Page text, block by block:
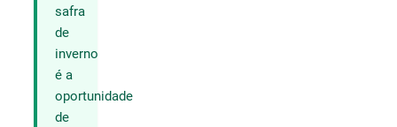
safra
de
inverno
é a
oportunidade
de